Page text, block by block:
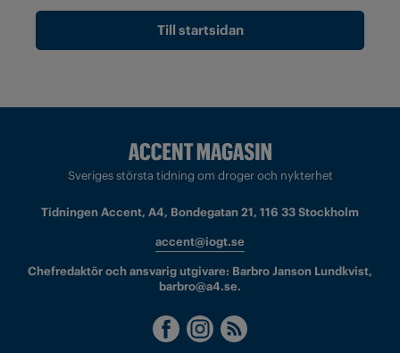
Till startsidan
Sveriges största tidning om droger och nykterhet
Tidningen Accent, A4, Bondegatan 21, 116 33 Stockholm
accent@iogt.se
Chefredaktör och ansvarig utgivare: Barbro Janson Lundkvist,
barbro@a4.se.